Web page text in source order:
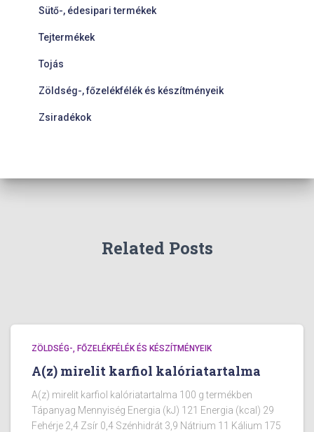
Sütő-, édesipari termékek
Tejtermékek
Tojás
Zöldség-, főzelékfélék és készítményeik
Zsiradékok
Related Posts
ZÖLDSÉG-, FŐZELÉKFÉLÉK ÉS KÉSZÍTMÉNYEIK
A(z) mirelit karfiol kalóriatartalma
A(z) mirelit karfiol kalóriatartalma 100 g termékben
Tápanyag Mennyiség Energia (kJ) 121 Energia (kcal) 29
Fehérje 2,4 Zsír 0,4 Szénhidrát 3,9 Nátrium 11 Kálium 175